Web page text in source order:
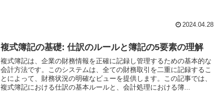
2024.04.28
複式簿記の基礎: 仕訳のルールと簿記の5要素の理解
複式簿記は、企業の財務情報を正確に記録し管理するための基本的な
会計方法です。このシステムは、全ての財務取引を二重に記録するこ
とによって、財務状況の明確なビューを提供します。この記事では、
複式簿記における仕訳の基本ルールと、会計処理における簿...